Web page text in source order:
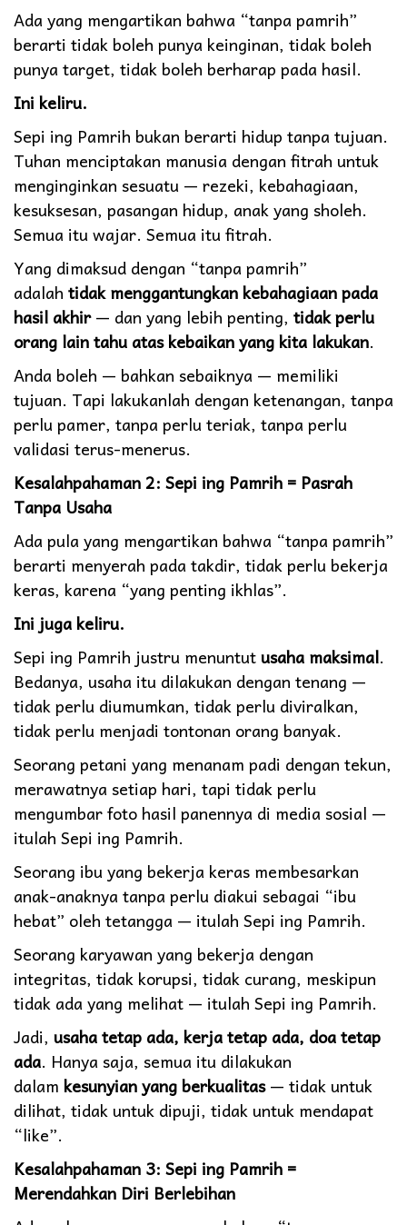
Ada yang mengartikan bahwa “tanpa pamrih”
berarti tidak boleh punya keinginan, tidak boleh
punya target, tidak boleh berharap pada hasil.
Ini keliru.
Sepi ing Pamrih bukan berarti hidup tanpa tujuan.
Tuhan menciptakan manusia dengan fitrah untuk
menginginkan sesuatu — rezeki, kebahagiaan,
kesuksesan, pasangan hidup, anak yang sholeh.
Semua itu wajar. Semua itu fitrah.
Yang dimaksud dengan “tanpa pamrih”
adalah tidak menggantungkan kebahagiaan pada
hasil akhir— dan yang lebih penting, tidak perlu
orang lain tahu atas kebaikan yang kita lakukan.
Anda boleh — bahkan sebaiknya — memiliki
tujuan. Tapi lakukanlah dengan ketenangan, tanpa
perlu pamer, tanpa perlu teriak, tanpa perlu
validasi terus-menerus.
Kesalahpahaman 2: Sepi ing Pamrih = Pasrah
Tanpa Usaha
Ada pula yang mengartikan bahwa “tanpa pamrih”
berarti menyerah pada takdir, tidak perlu bekerja
keras, karena “yang penting ikhlas”.
Ini juga keliru.
Sepi ing Pamrih justru menuntutusaha maksimal.
Bedanya, usaha itu dilakukan dengan tenang —
tidak perlu diumumkan, tidak perlu diviralkan,
tidak perlu menjadi tontonan orang banyak.
Seorang petani yang menanam padi dengan tekun,
merawatnya setiap hari, tapi tidak perlu
mengumbar foto hasil panennya di media sosial —
itulah Sepi ing Pamrih.
Seorang ibu yang bekerja keras membesarkan
anak-anaknya tanpa perlu diakui sebagai “ibu
hebat” oleh tetangga — itulah Sepi ing Pamrih.
Seorang karyawan yang bekerja dengan
integritas, tidak korupsi, tidak curang, meskipun
tidak ada yang melihat — itulah Sepi ing Pamrih.
Jadi, usaha tetap ada, kerja tetap ada, doa tetap
ada. Hanya saja, semua itu dilakukan
dalam kesunyian yang berkualitas— tidak untuk
dilihat, tidak untuk dipuji, tidak untuk mendapat
“like”.
Kesalahpahaman 3: Sepi ing Pamrih =
Merendahkan Diri Berlebihan